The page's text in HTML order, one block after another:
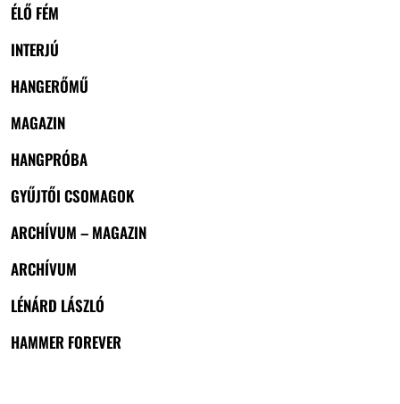
ÉLŐ FÉM
INTERJÚ
HANGERŐMŰ
MAGAZIN
HANGPRÓBA
GYŰJTŐI CSOMAGOK
ARCHÍVUM – MAGAZIN
ARCHÍVUM
LÉNÁRD LÁSZLÓ
HAMMER FOREVER